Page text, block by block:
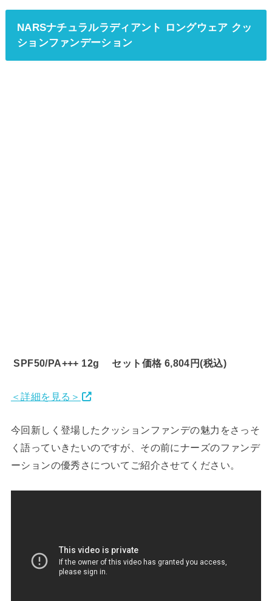
NARSナチュラルラディアント ロングウェア クッ
ションファンデーション
SPF50/PA+++ 12g セット価格 6,804円(税込)
＜詳細を見る＞
今回新しく登場したクッションファンデの魅力をさっそ
く語っていきたいのですが、その前にナーズのファンデ
ーションの優秀さについてご紹介させてください。